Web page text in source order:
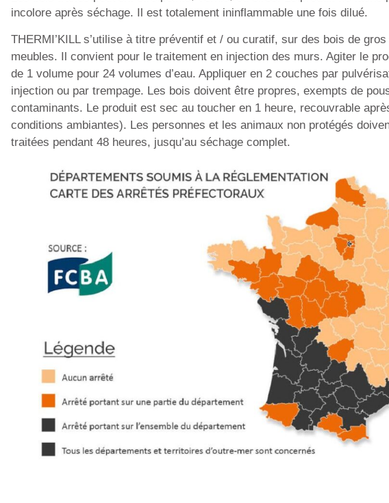
incolore après séchage. Il est totalement ininflammable une fois dilué.
THERMI’KILL s’utilise à titre préventif et / ou curatif, sur des bois de
meubles. Il convient pour le traitement en injection des murs. Agiter le
de 1 volume pour 24 volumes d’eau. Appliquer en 2 couches par
injection ou par trempage. Les bois doivent être propres, exempts de
contaminants. Le produit est sec au toucher en 1 heure, recouvrable
conditions ambiantes). Les personnes et les animaux non protégés
traitées pendant 48 heures, jusqu’au séchage complet.